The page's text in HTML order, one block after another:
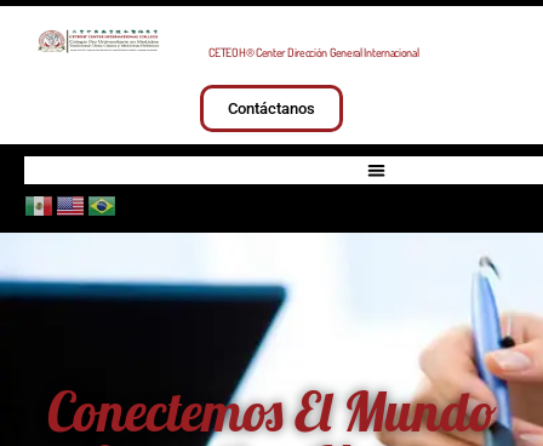
CETEOH® Center Dirección General Internacional
Contáctanos
Conectemos El Mundo